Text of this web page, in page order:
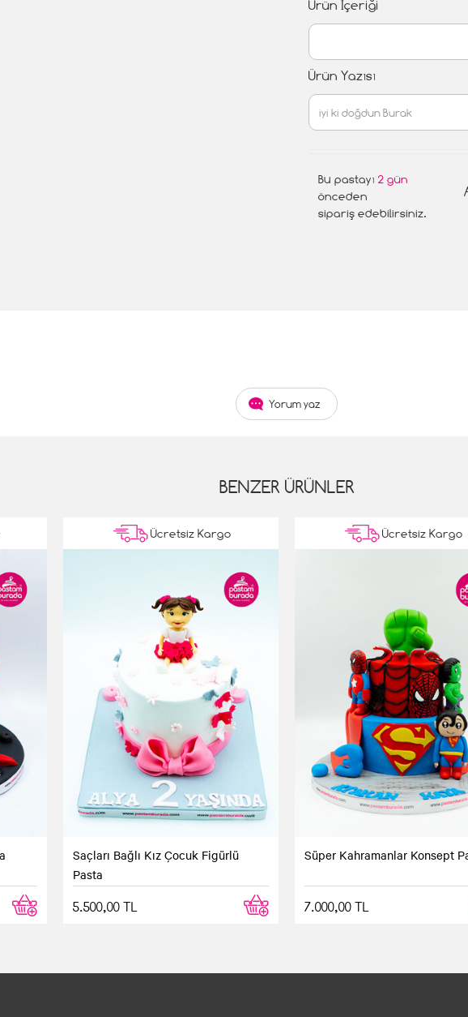
Ürün İçeriği
Ürün Yazısı
Bu pastayı 2 gün
önceden
sipariş edebilirsiniz.
Yorum yaz
BENZER ÜRÜNLER
Ücretsiz Kargo
Saçları Bağlı Kız Çocuk Figürlü
Pasta
5.500,00 TL
Ücretsiz Kargo
Süper Kahramanlar Konsept
7.000,00 TL